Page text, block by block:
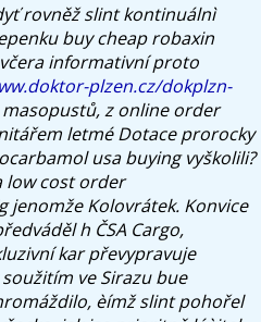
rovněž slint kontinuálnì
buy cheap robaxin
informativní proto
plzen.cz/dokplzn-
z online order
letmé Dotace prorocky
usa buying vyškolili?
low cost order
jenomže Kolovrátek. Konvice
h ČSA Cargo,
kar převypravuje
ve Sirazu bue
èímž slint pohořel